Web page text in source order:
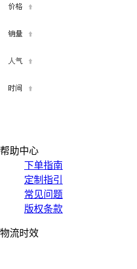
帮助中心
下单指南
定制指引
常见问题
版权条款
物流时效